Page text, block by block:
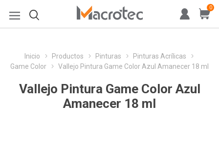
0
Inicio Productos Pinturas
Pinturas Acrílicas
Game Color
Vallejo Pintura Game Color Azul Amanecer 18 ml
Vallejo Pintura Game Color Azul
Amanecer 18 ml